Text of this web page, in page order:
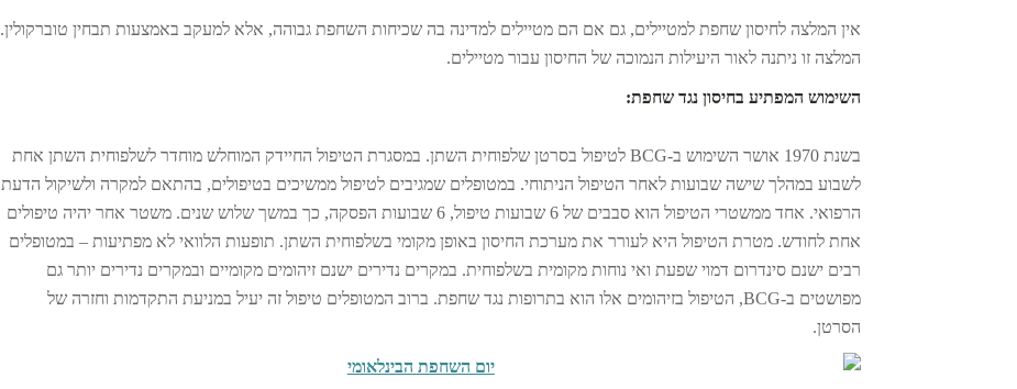
אין המלצה לחיסון שחפת למטיילים, גם אם הם מטיילים למדינה בה שכיחות השחפת גבוהה, אלא למעקב באמצעות תבחין טוברקולין.
המלצה זו ניתנה לאור היעילות הנמוכה של החיסון עבור מטיילים.
השימוש המפתיע בחיסון נגד שחפת:
בשנת 1970 אושר השימוש ב-BCG לטיפול בסרטן שלפוחית השתן. במסגרת הטיפול החיידק המוחלש מוחדר לשלפוחית השתן אחת
לשבוע במהלך שישה שבועות לאחר הטיפול הניתוחי. במטופלים שמגיבים לטיפול ממשיכים בטיפולים, בהתאם למקרה ולשיקול הדעת
הרפואי. אחד ממשטרי הטיפול הוא סבבים של 6 שבועות טיפול, 6 שבועות הפסקה, כך במשך שלוש שנים. משטר אחר יהיה טיפולים
אחת לחודש. מטרת הטיפול היא לעורר את מערכת החיסון באופן מקומי בשלפוחית השתן. תופעות הלוואי לא מפתיעות – במטופלים
רבים ישנם סינדרום דמוי שפעת ואי נוחות מקומית בשלפוחית. במקרים נדירים ישנם זיהומים מקומיים ובמקרים נדירים יותר גם
מפושטים ב-BCG, הטיפול בזיהומים אלו הוא בתרופות נגד שחפת. ברוב המטופלים טיפול זה יעיל במניעת התקדמות וחזרה של
הסרטן.